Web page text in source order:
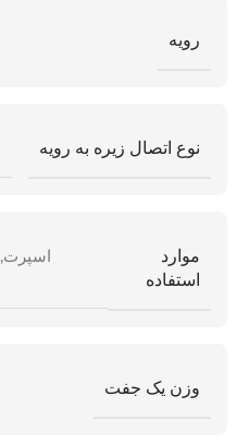
رویه
نوع اتصال زیره به رویه
موارد
استفاده
اسپرت,
وزن یک جفت